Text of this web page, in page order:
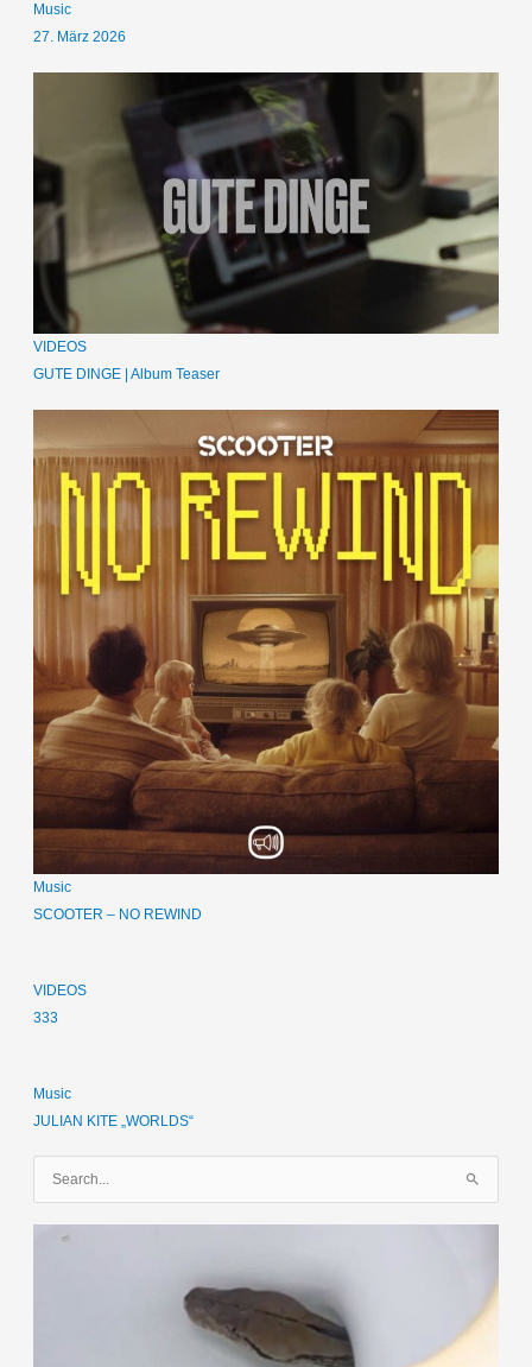
Music
27. März 2026
VIDEOS
GUTE DINGE | Album Teaser
Music
SCOOTER – NO REWIND
VIDEOS
333
Music
JULIAN KITE „WORLDS“
c